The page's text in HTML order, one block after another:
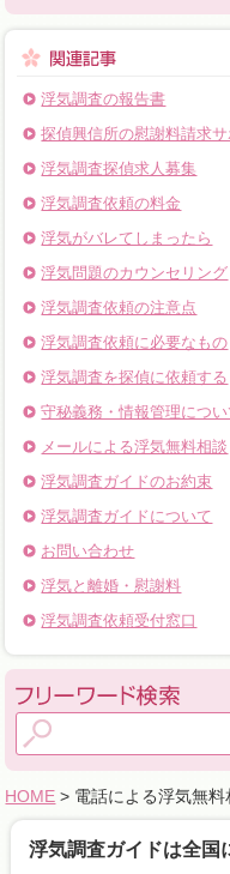
浮気調査の報告書
探偵興信所の慰謝料請求サ
浮気調査探偵求人募集
浮気調査依頼の料金
浮気がバレてしまったら
浮気問題のカウンセリング
浮気調査依頼の注意点
浮気調査依頼に必要なもの
浮気調査を探偵に依頼する
守秘義務・情報管理につい
メールによる浮気無料相談
浮気調査ガイドのお約束
浮気調査ガイドについて
お問い合わせ
浮気と離婚・慰謝料
浮気調査依頼受付窓口
HOME > 電話による浮気無料
浮気調査ガイドは全国